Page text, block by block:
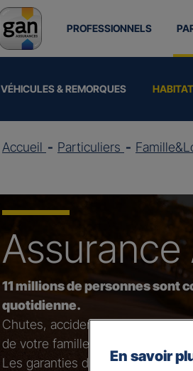
PROFESSIONNELS
VÉHICULES & REMORQUES
Accueil Particuliers
Assurance
11 millions de personnes sont
quotidienne.
Chutes, accidents de bricolage
de votre famille…
Les garanties de responsabilité
En savoir